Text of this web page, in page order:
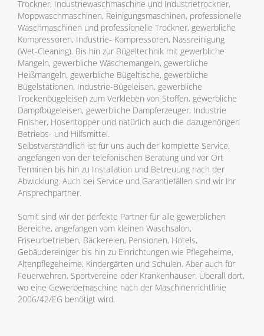
Trockner, Industriewaschmaschine und Industrietrockner,
Moppwaschmaschinen, Reinigungsmaschinen, professionelle
Waschmaschinen und professionelle Trockner, gewerbliche
Kompressoren, Industrie- Kompressoren, Nassreinigung
(Wet-Cleaning). Bis hin zur Bügeltechnik mit gewerbliche
Mangeln, gewerbliche Wäschemangeln, gewerbliche
Heißmangeln, gewerbliche Bügeltische, gewerbliche
Bügelstationen, Industrie-Bügeleisen, gewerbliche
Trockenbügeleisen zum Verkleben von Stoffen, gewerbliche
Dampfbügeleisen, gewerbliche Dampferzeuger, Industrie
Finisher, Hosentopper und natürlich auch die dazugehörigen
Betriebs- und Hilfsmittel.
Selbstverständlich ist für uns auch der komplette Service,
angefangen von der telefonischen Beratung und vor Ort
Terminen bis hin zu Installation und Betreuung nach der
Abwicklung. Auch bei Service und Garantiefällen sind wir Ihr
Ansprechpartner.
Somit sind wir der perfekte Partner für alle gewerblichen
Bereiche, angefangen vom kleinen Waschsalon,
Friseurbetrieben, Bäckereien, Pensionen, Hotels,
Gebäudereiniger bis hin zu Einrichtungen wie Pflegeheime,
Altenpflegeheime, Kindergärten und Schulen. Aber auch für
Feuerwehren, Sportvereine oder Krankenhäuser. Überall dort,
wo eine Gewerbemaschine nach der Maschinenrichtlinie
2006/42/EG benötigt wird.